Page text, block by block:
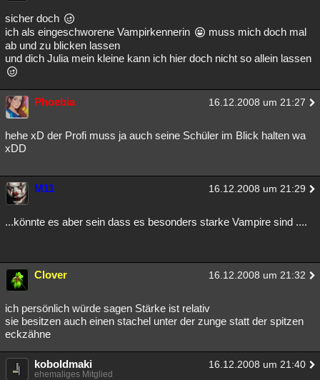
sicher doch
ich als eingeschworene Vampirkennerin
muss mich doch mal
ab und zu blicken lassen
und dich Julia mein kleine kann ich hier doch nicht so allein lassen
Phoebia 16.12.2008 um 21:27
hehe xD der Profi muss ja auch seine Schüler im Blick halten wa
xDD
M11 16.12.2008 um 21:29
...könnte es aber sein dass es besonders starke Vampire sind ....
Clover 16.12.2008 um 21:32
ich persönlich würde sagen Stärke ist relativ
sie besitzen auch einen stachel unter der zunge statt der spitzen
eckzähne
koboldmaki 16.12.2008 um 21:40
ehemaliges Mitglied